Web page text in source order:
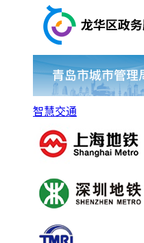
智慧交通